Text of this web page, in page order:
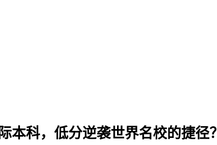
本科，低分逆袭世界名校的捷径？